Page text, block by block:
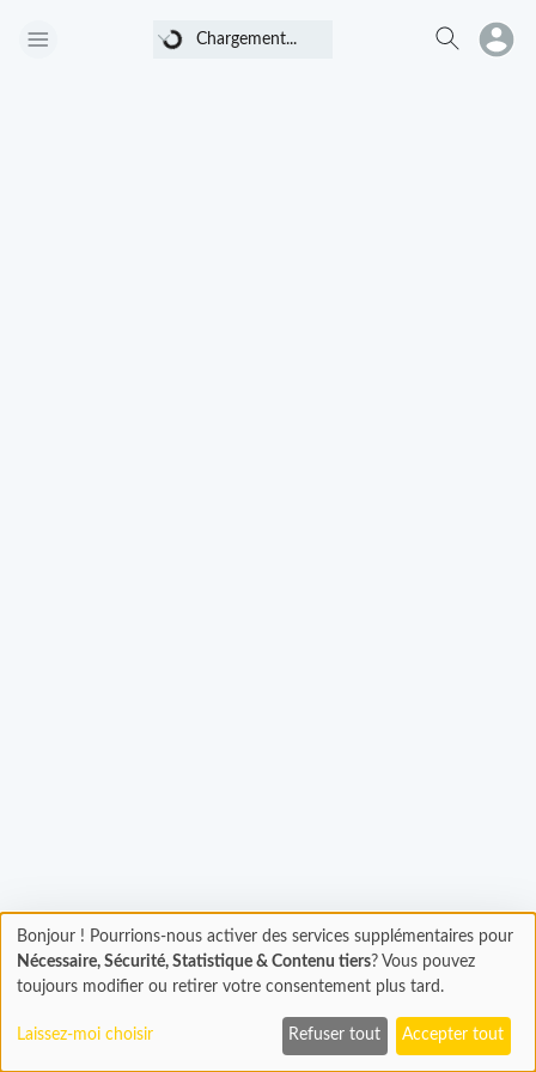
Chargement...
Chargement
En cours...
Bonjour ! Pourrions-nous activer des services supplémentaires pour
Nécessaire, Sécurité, Statistique & Contenu tiers? Vous pouvez
toujours modifier ou retirer votre consentement plus tard.
Laissez-moi choisir Refuser tout Accepter tout